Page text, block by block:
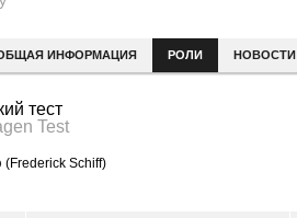
ИНФОРМАЦИЯ РОЛИ НОВОСТИ
тест
Test
(Frederick Schiff)